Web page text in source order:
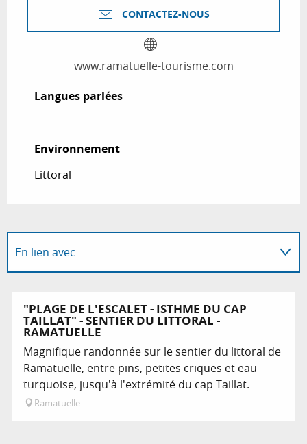
CONTACTEZ-NOUS
www.ramatuelle-tourisme.com
Langues parlées
Langues parlées
Environnement
Environnement
Littoral
En lien avec
"PLAGE DE L'ESCALET - ISTHME DU CAP
TAILLAT" - SENTIER DU LITTORAL -
RAMATUELLE
Magnifique randonnée sur le sentier du littoral de
Ramatuelle, entre pins, petites criques et eau
turquoise, jusqu'à l'extrémité du cap Taillat.
Ramatuelle